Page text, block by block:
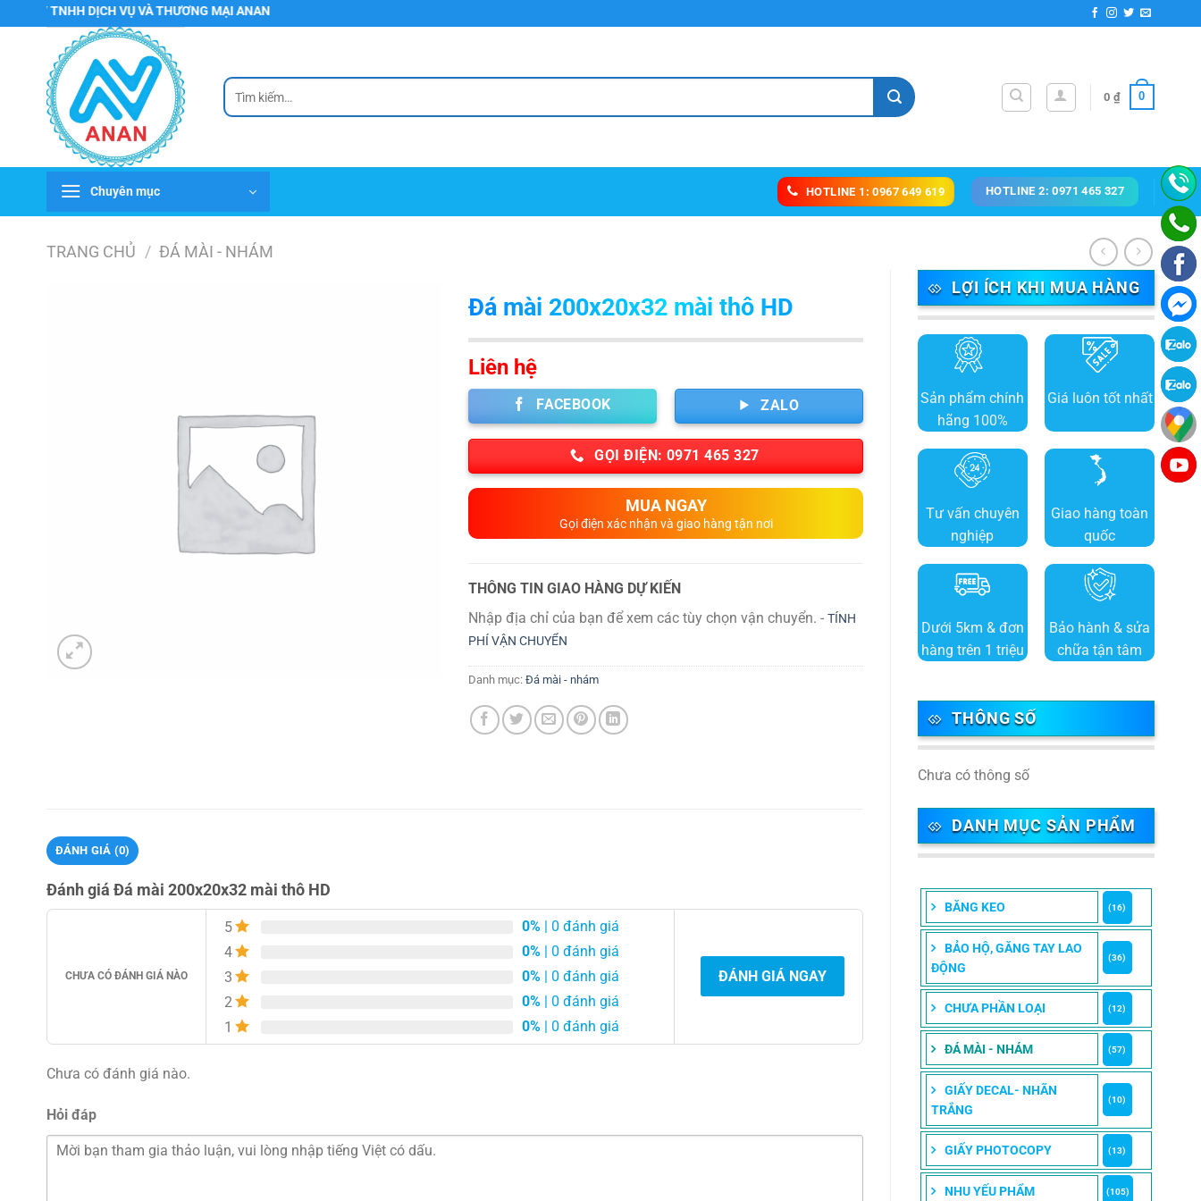
đến
DỊCH VỤ VÀ THƯƠNG MẠI ANAN
Tìm
kiếm:
0 ₫ 0
Chuyên mục HOTLINE 1: 0967 649 619 HOTLINE 2: 0971 465 327
TRANG CHỦ / ĐÁ MÀI - NHÁM
LỢI ÍCH KHI MUA HÀNG
Sản phẩm chính
hãng 100%
Giá luôn tốt nhất
Tư vấn chuyên
nghiệp
Giao hàng toàn
quốc
Dưới 5km & đơn
hàng trên 1 triệu
Bảo hành & sửa
chữa tận tâm
THÔNG SỐ
Chưa có thông số
DANH MỤC SẢN PHẨM
BĂNG KEO (16)
BẢO HỘ, GĂNG TAY LAO
ĐỘNG
(36)
CHƯA PHẦN LOẠI (12)
ĐÁ MÀI - NHÁM (57)
GIẤY DECAL- NHÃN
TRẮNG
(10)
GIẤY PHOTOCOPY (13)
NHU YẾU PHẨM (105)
Đá mài 200x20x32 mài thô HD
Liên hệ
FACEBOOK ZALO
GỌI ĐIỆN: 0971 465 327
MUA NGAY
Gọi điện xác nhận và giao hàng tận nơi
THÔNG TIN GIAO HÀNG DỰ KIẾN
Nhập địa chỉ của bạn để xem các tùy chọn vận chuyển. - TÍNH
PHÍ VẬN CHUYỂN
Danh mục: Đá mài - nhám
ĐÁNH GIÁ (0)
Đánh giá Đá mài 200x20x32 mài thô HD
CHƯA CÓ ĐÁNH GIÁ NÀO
5 0% | 0 đánh giá
4
0% | 0 đánh giá
3
0% | 0 đánh giá
2
0% | 0 đánh giá
1
0% | 0 đánh giá
ĐÁNH GIÁ NGAY
Chưa có đánh giá nào.
Hỏi đáp